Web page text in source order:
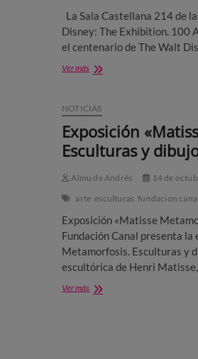
La Sala Castellana 214 de
Disney: The Exhibition. 100
el centenario de The Walt
Ver másFundación
:
The
Exhibition.
100
años
magia
NOTICIAS
Exposición
Esculturas y
Almu de Andrés
14 de
arte esculturas fundacion canal
Exposición «Matisse
Fundación Canal presenta
Metamorfosis. Esculturas y
escultórica de Henri
Ver másExposición